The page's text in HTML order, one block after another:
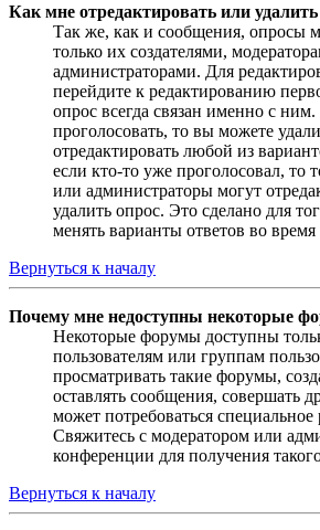
Как мне отредактировать или удалить
Так же, как и сообщения, опросы
только их создателями,
администраторами. Для
перейдите к редактированию
опрос всегда связан именно с
проголосовать, то вы можете
отредактировать любой из
если кто-то уже проголосовал, то
или администраторы могут
удалить опрос. Это сделано для
менять варианты ответов во время
Вернуться к началу
Почему мне недоступны некоторые
Некоторые форумы доступны
пользователям или группам
просматривать такие форумы,
оставлять сообщения, совершать
может потребоваться специальное
Свяжитесь с модератором или
конференции для получения
Вернуться к началу